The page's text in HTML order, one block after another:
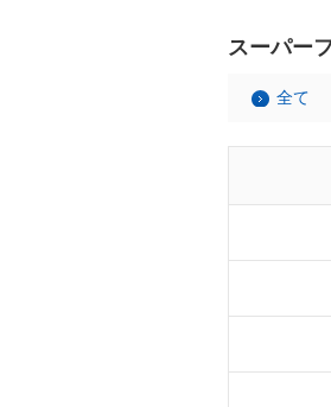
スーパー
全て